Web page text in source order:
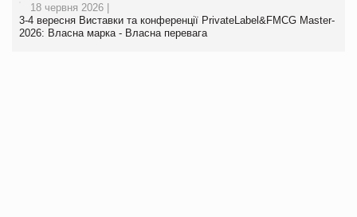
18 червня 2026 |
3-4 вересня Виставки та конференції PrivateLabel&FMCG Master-
2026: Власна марка - Власна перевага